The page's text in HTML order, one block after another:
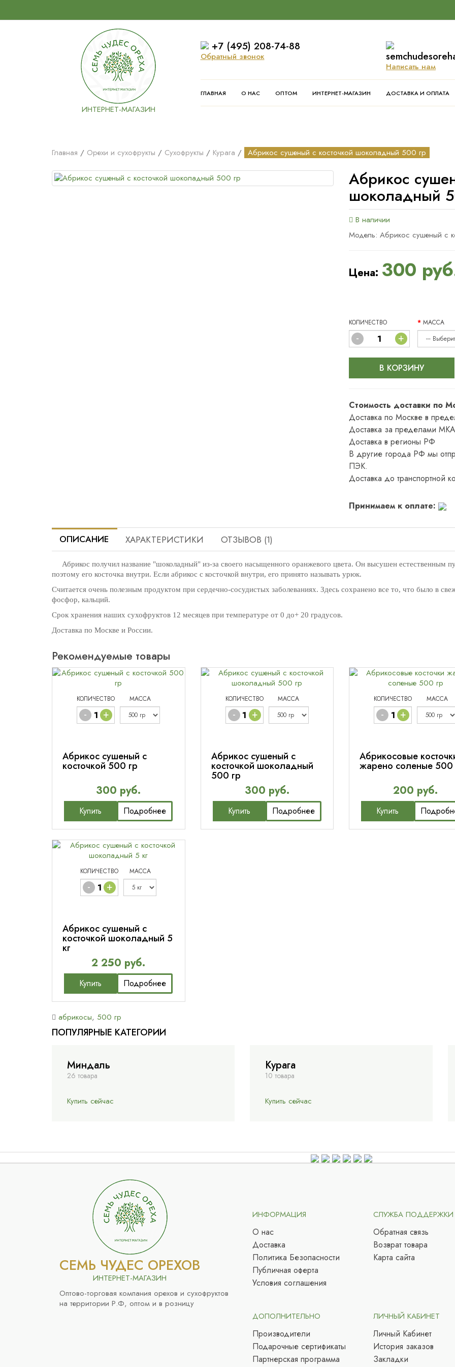
ИНТЕРНЕТ-МАГАЗИН
+7 (495) 208-74-88
Обратный звонок
Написать нам
ГЛАВНАЯ О НАС ОПТОМ ИНТЕРНЕТ-МАГАЗИН ДОСТАВКА И ОПЛАТА
Главная Орехи и сухофрукты Сухофрукты Курага Абрикос сушеный с косточкой шоколадный 500 гр
Абрикос
шоколадный
В наличии
Модель: Абрикос сушеный с
Цена: 300
КОЛИЧЕСТВО
- +
МАССА
В КОРЗИНУ
Стоимость доставки по
Доставка по Москве в
Доставка за пределами
Доставка в регионы РФ
В другие города РФ мы
ПЭК.
Доставка до транспортной
Принимаем к оплате:
ОПИСАНИЕ ХАРАКТЕРИСТИКИ ОТЗЫВОВ (1)
Абрикос получил название "шоколадный" из-за своего насыщенного оранжевого цвета. Он высушен естественным
поэтому его косточка внутри. Если абрикос с косточкой внутри, его принято называть урюк.
Считается очень полезным продуктом при сердечно-сосудистых заболеваниях. Здесь сохранено все то, что было в
фосфор, кальций.
Срок хранения наших сухофруктов 12 месяцев при температуре от 0 до+ 20 градусов.
Доставка по Москве и России.
Рекомендуемые товары
КОЛИЧЕСТВО
- +
МАССА
Абрикос сушеный с
косточкой 500 гр
300 руб.
Купить Подробнее
КОЛИЧЕСТВО
- +
МАССА
Абрикос сушеный с
косточкой шоколадный
500 гр
300 руб.
Купить Подробнее
КОЛИЧЕСТВО
- +
МАССА
Абрикосовые
жарено соленые 500
200 руб.
Купить
КОЛИЧЕСТВО
- +
МАССА
Абрикос сушеный с
косточкой шоколадный 5
кг
2 250 руб.
Купить Подробнее
абрикосы, 500 гр
ПОПУЛЯРНЫЕ КАТЕГОРИИ
Миндаль
26 товара
Купить сейчас
Курага
10 товара
Купить сейчас
СЕМЬ ЧУДЕС ОРЕХОВ
ИНТЕРНЕТ-МАГАЗИН
Оптово-торговая компания орехов и сухофруктов
на территории Р.Ф, оптом и в розницу
ИНФОРМАЦИЯ
О нас
Доставка
Политика Безопасности
Публичная оферта
Условия соглашения
СЛУЖБА ПОДДЕРЖКИ
Обратная связь
Возврат товара
Карта сайта
ДОПОЛНИТЕЛЬНО
Производители
Подарочные сертификаты
Партнерская программа
ЛИЧНЫЙ КАБИНЕТ
Личный Кабинет
История заказов
Закладки